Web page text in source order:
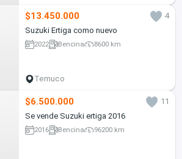
$13.450.000
4
Suzuki Ertiga como nuevo
2022 Bencina 8600 km
Temuco
$6.500.000
11
Se vende Suzuki ertiga 2016
2016 Bencina 96200 km